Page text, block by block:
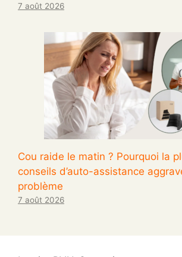
7 août 2026
Cou raide le matin ? Pourquoi la
conseils d’auto-assistance
problème
7 août 2026